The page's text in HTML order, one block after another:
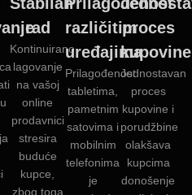
rad
Kontinuirano
lagovanje
na vašoj
online
prodavnici
stresira
buduće
kupce,
zbog toga
različitim
uređajima
Prilagođenost
tabletima,
pametnim
satovima i
mobilnim
telefonima
je
proces
kupovine
Jednostavan
proces
kupovine i
porudžbine
olakšava
kupcima
donošenje